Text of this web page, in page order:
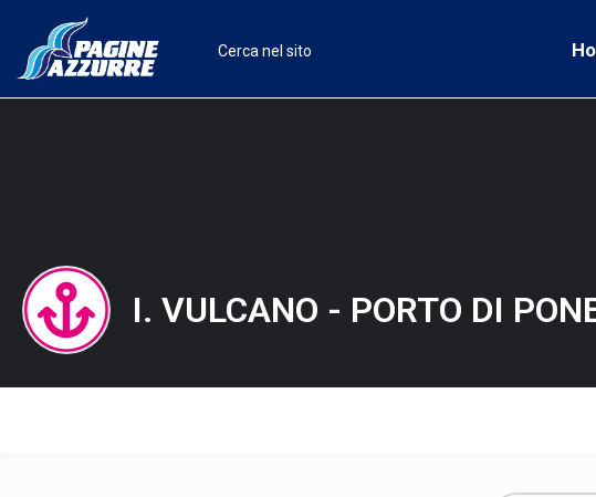
I. VULCANO - PORTO DI